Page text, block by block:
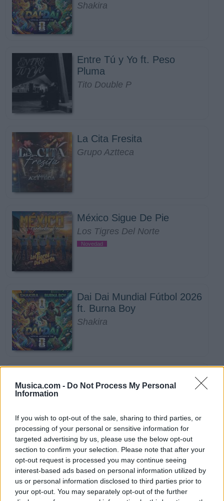
Musica.com - Do Not Process My Personal
Information
If you wish to opt-out of the sale, sharing to third parties, or
processing of your personal or sensitive information for
targeted advertising by us, please use the below opt-out
section to confirm your selection. Please note that after your
opt-out request is processed you may continue seeing
interest-based ads based on personal information utilized by
us or personal information disclosed to third parties prior to
your opt-out. You may separately opt-out of the further
Shakira
Entre Tú y Yo ft. Peso
Pluma
Tito Double P
La Cita Fresita
Grupo Aztteca
México Sigue De Pie
Los Tigres Del Norte
Novedad
Dai Dai Mundial Fútbol 2026
ft. Burna Boy
Shakira
Corazón Serrano
Todo lo fue
Lenin Ramirez